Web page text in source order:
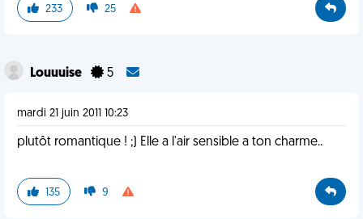
233 25
Louuuise 5
mardi 21 juin 2011 10:23
plutôt romantique ! ;) Elle a l'air sensible a ton charme..
135 9